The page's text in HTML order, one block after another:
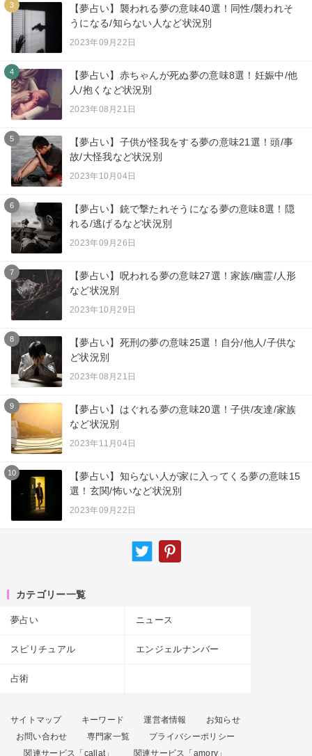
3
【夢占い】襲われる夢の意味40選！同性/襲われそ
うになる/知らない人など状況別
2023年09月22日
4
【夢占い】赤ちゃんが死ぬ夢の意味8選！妊娠中/他
人/抱くなど状況別
2023年08月21日
5
【夢占い】子供が怪我をする夢の意味21選！頭/事
故/大怪我など状況別
2023年10月04日
6
【夢占い】銃で撃たれそうになる夢の意味8選！隠
れる/逃げるなど状況別
2023年09月26日
7
【夢占い】呪われる夢の意味27選！家族/幽霊/人形
など状況別
2023年10月29日
8
【夢占い】死刑の夢の意味25選！自分/他人/子供な
ど状況別
2023年08月21日
9
【夢占い】はぐれる夢の意味20選！子供/友達/家族
など状況別
2023年11月04日
10
【夢占い】知らない人が家に入ってくる夢の意味15
選！玄関/怖いなど状況別
2023年09月22日
カテゴリー一覧
夢占い ニュース
スピリチュアル エンジェルナンバー
占術
サイトマップ キーワード 運営者情報
お知らせ
お問い合わせ
専門家一覧
プライバシーポリシー
関連サービス「callat」
関連サービス「amory」